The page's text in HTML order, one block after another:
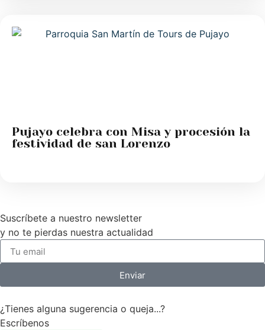
Pujayo celebra con Misa y procesión la
festividad de san Lorenzo
Suscríbete a nuestro newsletter
y no te pierdas nuestra actualidad
Enviar
¿Tienes alguna sugerencia o queja...?
Escríbenos